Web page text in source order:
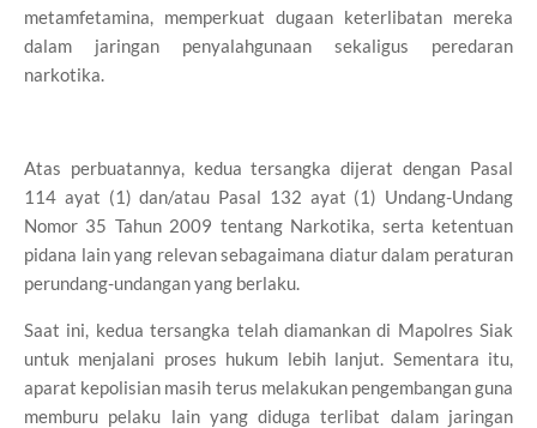
metamfetamina, memperkuat dugaan keterlibatan mereka
dalam jaringan penyalahgunaan sekaligus peredaran
narkotika.
Atas perbuatannya, kedua tersangka dijerat dengan Pasal
114 ayat (1) dan/atau Pasal 132 ayat (1) Undang-Undang
Nomor 35 Tahun 2009 tentang Narkotika, serta ketentuan
pidana lain yang relevan sebagaimana diatur dalam peraturan
perundang-undangan yang berlaku.
Saat ini, kedua tersangka telah diamankan di Mapolres Siak
untuk menjalani proses hukum lebih lanjut. Sementara itu,
aparat kepolisian masih terus melakukan pengembangan guna
memburu pelaku lain yang diduga terlibat dalam jaringan